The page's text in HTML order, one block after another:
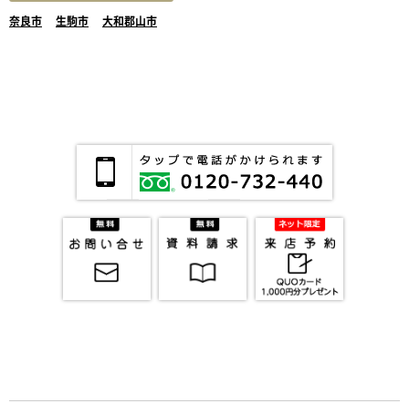
奈良市 生駒市 大和郡山市